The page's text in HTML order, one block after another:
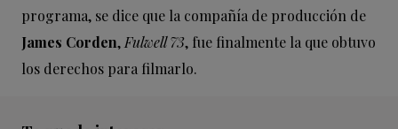
programa, se dice que la compañía de producción de
James Corden,Fulwell 73, fue finalmente la que obtuvo
los derechos para filmarlo.